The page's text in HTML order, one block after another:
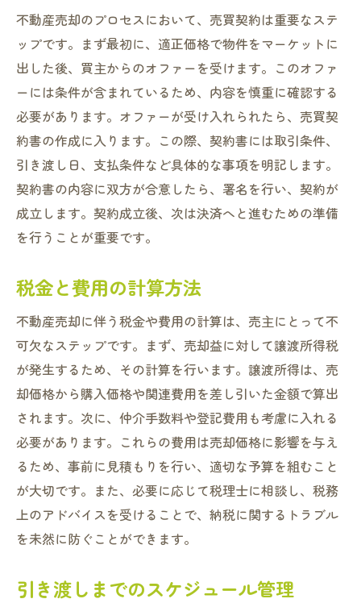
不動産売却のプロセスにおいて、売買契約は重要なステ
ップです。まず最初に、適正価格で物件をマーケットに
出した後、買主からのオファーを受けます。このオファ
ーには条件が含まれているため、内容を慎重に確認する
必要があります。オファーが受け入れられたら、売買契
約書の作成に入ります。この際、契約書には取引条件、
引き渡し日、支払条件など具体的な事項を明記します。
契約書の内容に双方が合意したら、署名を行い、契約が
成立します。契約成立後、次は決済へと進むための準備
を行うことが重要です。
税金と費用の計算方法
不動産売却に伴う税金や費用の計算は、売主にとって不
可欠なステップです。まず、売却益に対して譲渡所得税
が発生するため、その計算を行います。譲渡所得は、売
却価格から購入価格や関連費用を差し引いた金額で算出
されます。次に、仲介手数料や登記費用も考慮に入れる
必要があります。これらの費用は売却価格に影響を与え
るため、事前に見積もりを行い、適切な予算を組むこと
が大切です。また、必要に応じて税理士に相談し、税務
上のアドバイスを受けることで、納税に関するトラブル
を未然に防ぐことができます。
引き渡しまでのスケジュール管理